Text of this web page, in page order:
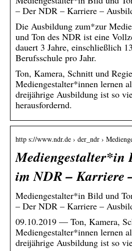
– Der NDR – Karriere –
Die Ausbildung zum*zur
und Ton des NDR ist eine
dauert 3 Jahre, einschließlich
Berufsschule pro Jahr.
Ton, Kamera, Schnitt und
Mediengestalter*innen lernen
dreijährige Ausbildung ist so
herausfordernd.
http s://www.ndr.de › der_ndr ›
Mediengestalter*in
im NDR – Karriere
Mediengestalter*in Bild und
– Der NDR – Karriere –
09.10.2019 — Ton, Kamera,
Mediengestalter*innen lernen
dreijährige Ausbildung ist so